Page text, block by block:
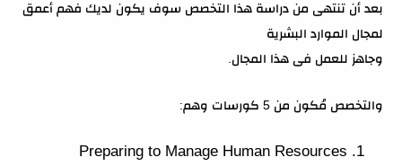
بعد أن تنتهى من دراسة هذا التخصص سوف يكون لديك فهم أعمق
لمجال الموارد البشرية
وجاهز للعمل فى هذا المجال.
والتخصص مُكون من 5 كورسات وهم:
Preparing to Manage Human Resources